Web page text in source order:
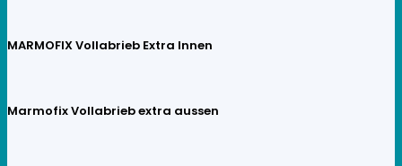
MARMOFIX Vollabrieb Extra Innen
Marmofix Vollabrieb extra aussen